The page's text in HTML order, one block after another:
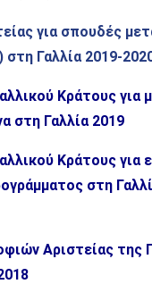
για σπουδές
στη Γαλλία 2019-
Κράτους για
στη Γαλλία 2019
Κράτους για
στη
Αριστείας της